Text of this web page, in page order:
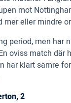
mot
mer eller mindre
period, men har
oviss match där
har klart sämre
2